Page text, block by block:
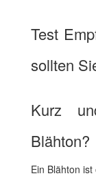
Test
sollten
Kurz
Blähton?
Ein Blähton